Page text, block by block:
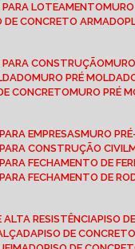
PARA LOTEAMENTO
DE CONCRETO ARMADO
PARA CONSTRUÇÃO
MURO PRÉ
CONCRETO
MURO PRÉ
EMPRESAS
MURO
CONSTRUÇÃO CIVIL
FECHAMENTO DE
FECHAMENTO DE
ALTA RESISTÊNCIA PISO
PISO DE